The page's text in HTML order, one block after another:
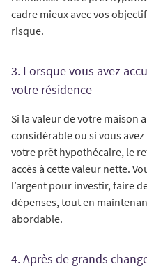
cadre mieux avec vos
risque.
3. Lorsque vous avez
votre résidence
Si la valeur de votre maison
considérable ou si vous
votre prêt hypothécaire, le
accès à cette valeur nette.
l’argent pour investir, faire
dépenses, tout en
abordable.
4. Après de grands